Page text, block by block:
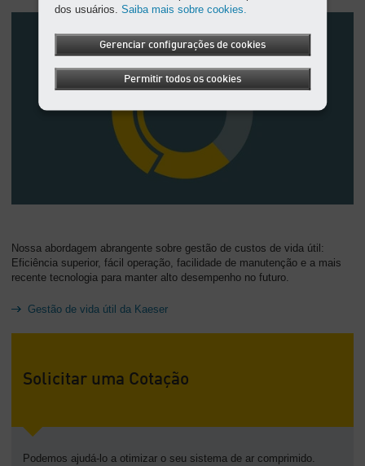
Nossa abordagem abrangente sobre gestão de custos de vida útil:
Eficiência superior, fácil operação, facilidade de manutenção e a mais
recente tecnologia para manter alto desempenho no futuro.
Gestão de vida útil da Kaeser
Solicitar uma Cotação
Podemos ajudá-lo a otimizar o seu sistema de ar comprimido.
dos usuários.Saiba mais sobre cookies.
Gerenciar configurações de cookies
Permitir todos os cookies